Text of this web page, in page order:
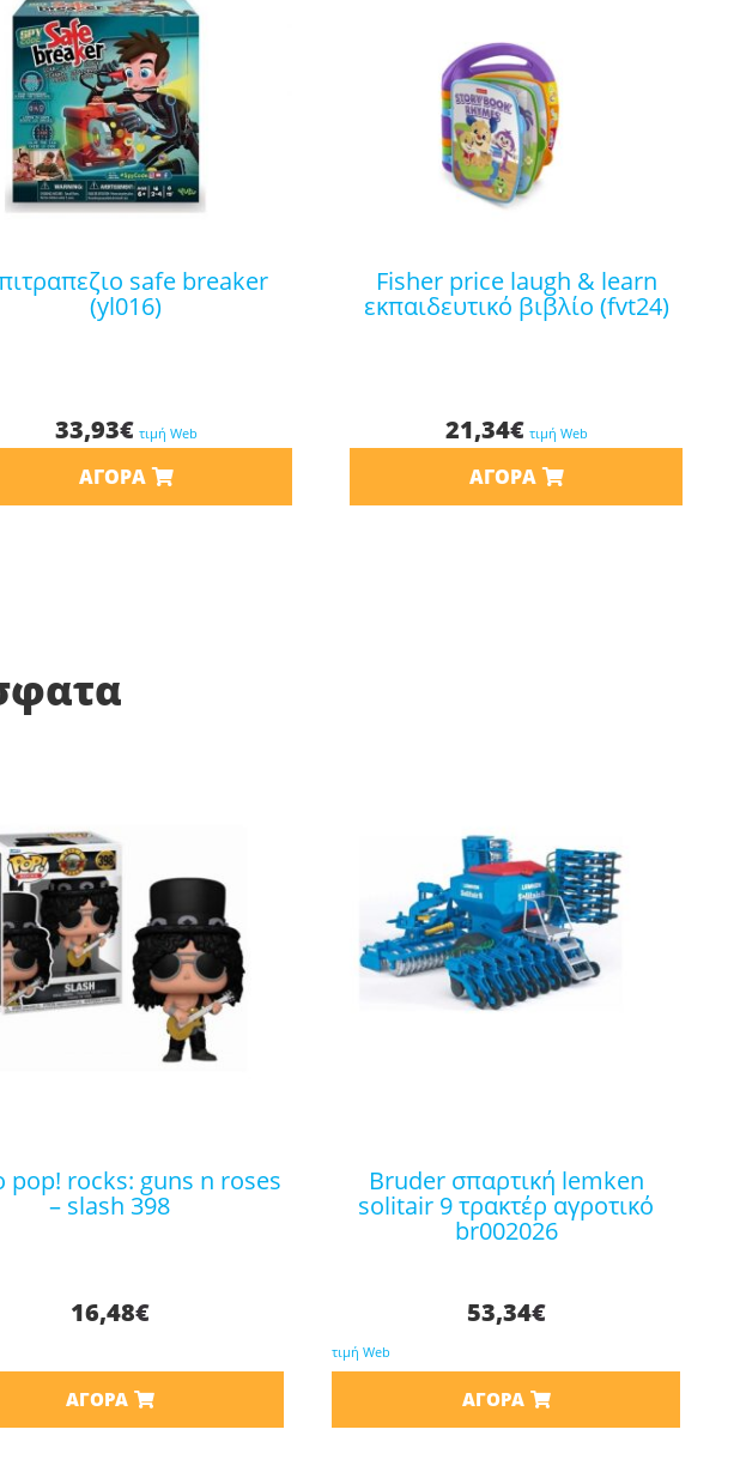
(yl016)
33,93€ τιμή Web
ΑΓΟΡΆ
fisher price laugh & learn
εκπαιδευτικό βιβλίο (fvt24)
21,34€ τιμή Web
ΑΓΟΡΆ
– slash 398
16,48€
ΑΓΟΡΆ
bruder σπαρτική lemken
solitair 9 τρακτέρ αγροτικό
br002026
53,34€
τιμή Web
ΑΓΟΡΆ